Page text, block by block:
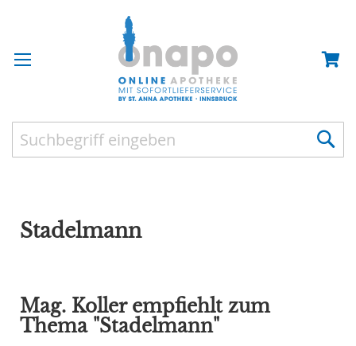
Stadelmann
Mag. Koller empfiehlt zum
Thema "Stadelmann"